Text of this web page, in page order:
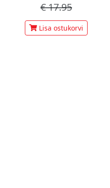
€17.95
Lisa ostukorvi